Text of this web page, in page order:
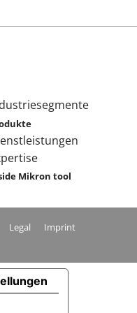
navigation
Mikron tool
Legal
Imprint